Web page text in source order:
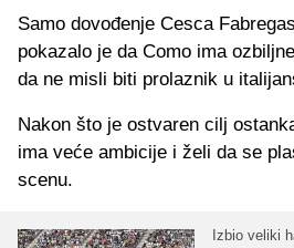
Samo dovođenje Cesca
pokazalo je da Como ima
da ne misli biti prolaznik u
Nakon što je ostvaren cilj
ima veće ambicije i želi da se
scenu.
Izbio veliki